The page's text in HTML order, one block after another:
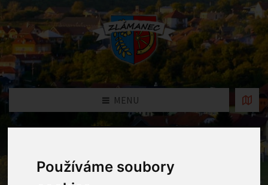
Používáme soubory
MENU
Oznámení